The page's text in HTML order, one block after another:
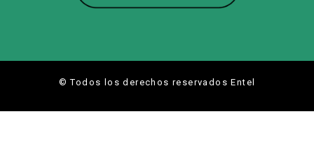
© Todos los derechos reservados Entel